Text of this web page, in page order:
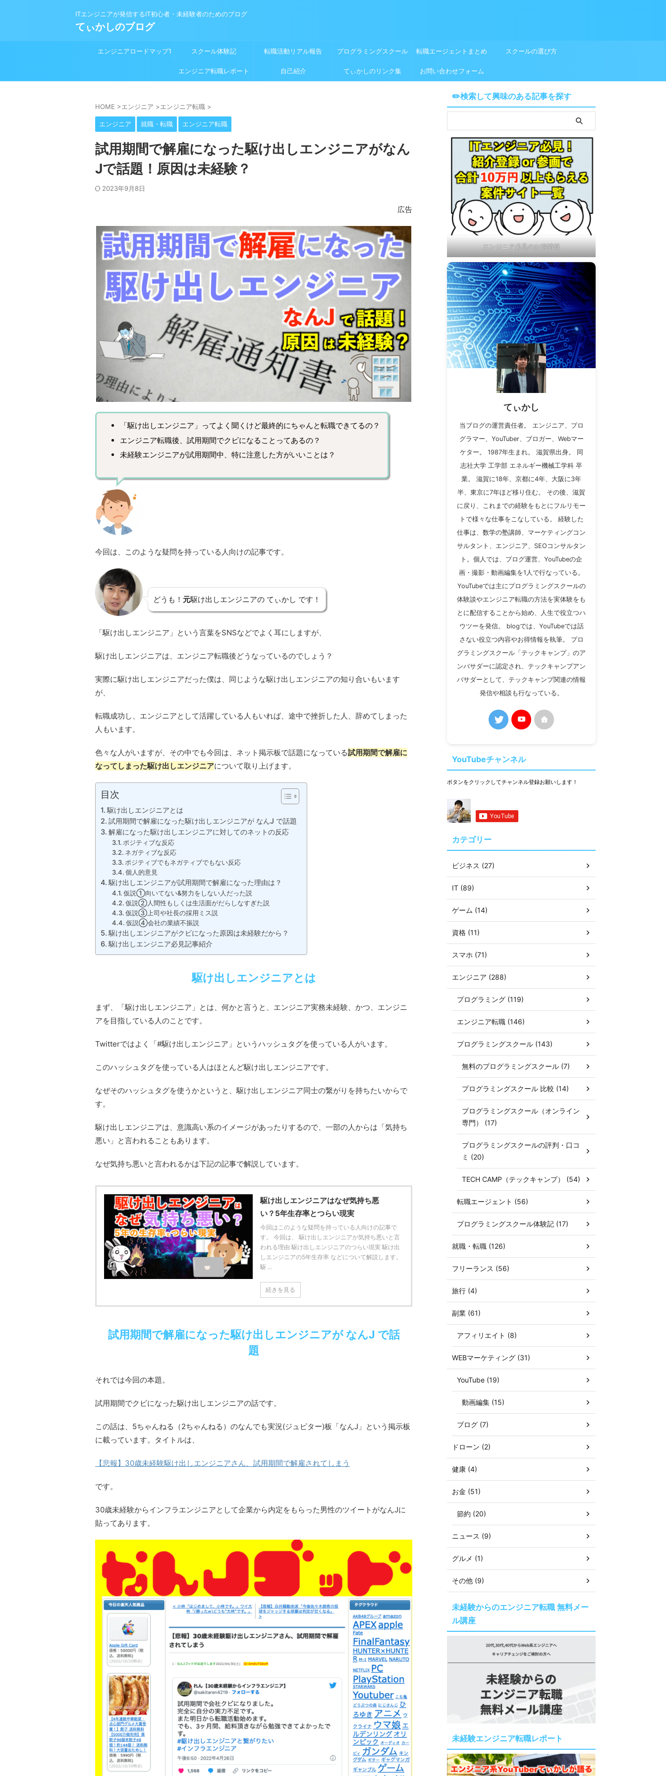
ITエンジニアが発信するIT初心者・未経験者のためのブログ
てぃかしのブログ
エンジニアロードマップ1 スクール体験記 転職活動リアル報告 プログラミングスクール 転職エージェントまとめ スクールの選び方
エンジニア転職レポート 自己紹介 てぃかしのリンク集 お問い合わせフォーム
HOME >エンジニア >エンジニア転職 >
エンジニア 就職・転職 エンジニア転職
試用期間で解雇になった駆け出しエンジニアがなん
Jで話題！原因は未経験？
2023年9月8日
広告
「駆け出しエンジニア」ってよく聞くけど最終的にちゃんと転職できてるの？
エンジニア転職後、試用期間でクビになることってあるの？
未経験エンジニアが試用期間中、特に注意した方がいいことは？
今回は、このような疑問を持っている人向けの記事です。
どうも！ 元駆け出しエンジニアの てぃかし です！
「駆け出しエンジニア」という言葉をSNSなどでよく耳にしますが、
駆け出しエンジニアは、エンジニア転職後どうなっているのでしょう？
実際に駆け出しエンジニアだった僕は、同じような駆け出しエンジニアの知り合いもいます
が、
転職成功し、エンジニアとして活躍している人もいれば、途中で挫折した人、辞めてしまった
人もいます。
色々な人がいますが、その中でも今回は、ネット掲示板で話題になっている試用期間で解雇に
なってしまった駆け出しエンジニアについて取り上げます。
目次
駆け出しエンジニアとは
試用期間で解雇になった駆け出しエンジニアが なんJ で話題
解雇になった駆け出しエンジニアに対してのネットの反応
ポジティブな反応
ネガティブな反応
ポジティブでもネガティブでもない反応
個人的意見
駆け出しエンジニアが試用期間で解雇になった理由は？
仮説①向いてない&努力をしない人だった説
仮説②人間性もしくは生活面がだらしなすぎた説
仮説③上司や社長の採用ミス説
仮説④会社の業績不振説
駆け出しエンジニアがクビになった原因は未経験だから？
駆け出しエンジニア必見記事紹介
駆け出しエンジニアとは
まず、「駆け出しエンジニア」とは、何かと言うと、エンジニア実務未経験、かつ、エンジニ
アを目指している人のことです。
Twitterではよく「#駆け出しエンジニア」というハッシュタグを使っている人がいます。
このハッシュタグを使っている人はほとんど駆け出しエンジニアです。
なぜそのハッシュタグを使うかというと、駆け出しエンジニア同士の繋がりを持ちたいからで
す。
駆け出しエンジニアは、意識高い系のイメージがあったりするので、一部の人からは「気持ち
悪い」と言われることもあります。
なぜ気持ち悪いと言われるかは下記の記事で解説しています。
駆け出しエンジニアはなぜ気持ち悪
い？5年生存率とつらい現実
今回はこのような疑問を持っている人向けの記事で
す。 今回は、 駆け出しエンジニアが気持ち悪いと言
われる理由 駆け出しエンジニアのつらい現実 駆け出
しエンジニアの5年生存率 などについて解説します。
駆 ...
続きを見る
試用期間で解雇になった駆け出しエンジニアが なんJ で話
題
それでは今回の本題。
試用期間でクビになった駆け出しエンジニアの話です。
この話は、5ちゃんねる（2ちゃんねる）のなんでも実況(ジュピター)板「なんJ」という掲示板
に載っています。タイトルは、
【悲報】30歳未経験駆け出しエンジニアさん、試用期間で解雇されてしまう
です。
30歳未経験からインフラエンジニアとして企業から内定をもらった男性のツイートがなんJに
貼ってあります。
✏️検索して興味のある記事を探す
エンジニア必見のお得情報
てぃかし
当ブログの運営責任者。 エンジニア、プロ
グラマー、YouTuber、ブロガー、Webマー
ケター。 1987年生まれ。 滋賀県出身。 同
志社大学 工学部 エネルギー機械工学科 卒
業。 滋賀に18年、京都に4年、大阪に3年
半、東京に7年ほど移り住む。 その後、滋賀
に戻り、これまでの経験をもとにフルリモー
トで様々な仕事をこなしている。 経験した
仕事は、数学の塾講師、マーケティングコン
サルタント、エンジニア、SEOコンサルタン
ト。個人では、ブログ運営、YouTubeの企
画・撮影・動画編集を1人で行なっている。
YouTubeでは主にプログラミングスクールの
体験談やエンジニア転職の方法を実体験をも
とに配信することから始め、人生で役立つハ
ウツーを発信。 blogでは、YouTubeでは話
さない役立つ内容やお得情報を執筆。 プロ
グラミングスクール「テックキャンプ」のア
ンバサダーに認定され、テックキャンプアン
バサダーとして、テックキャンプ関連の情報
発信や相談も行なっている。
YouTubeチャンネル
ボタンをクリックしてチャンネル登録お願いします！
カテゴリー
ビジネス (27)
IT (89)
ゲーム (14)
資格 (11)
スマホ (71)
エンジニア (288)
プログラミング (119)
エンジニア転職 (146)
プログラミングスクール (143)
無料のプログラミングスクール (7)
プログラミングスクール 比較 (14)
プログラミングスクール（オンライン
専門） (17)
プログラミングスクールの評判・口コ
ミ (20)
TECH CAMP（テックキャンプ） (54)
転職エージェント (56)
プログラミングスクール体験記 (17)
就職・転職 (126)
フリーランス (56)
旅行 (4)
副業 (61)
アフィリエイト (8)
WEBマーケティング (31)
YouTube (19)
動画編集 (15)
ブログ (7)
ドローン (2)
健康 (4)
お金 (51)
節約 (20)
ニュース (9)
グルメ (1)
その他 (9)
未経験からのエンジニア転職 無料メー
ル講座
未経験エンジニア転職レポート